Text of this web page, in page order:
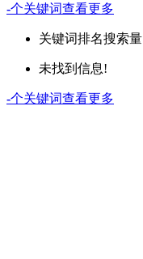
-个关键词查看更多
关键词排名搜索量
未找到信息!
-个关键词查看更多